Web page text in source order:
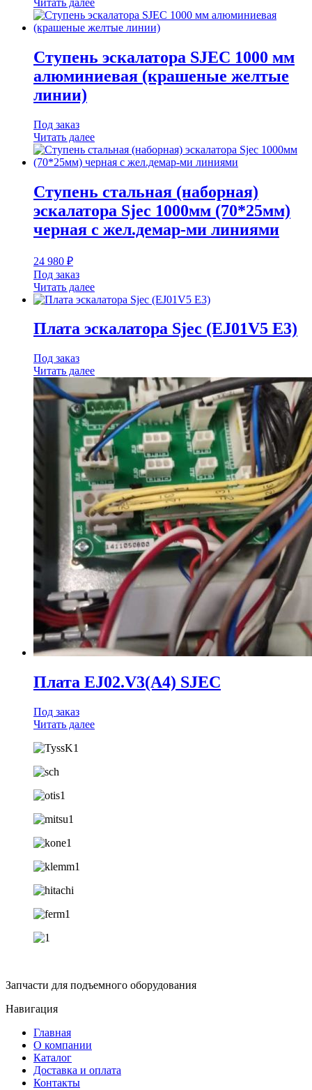
Ступень эскалатора SJEC 1000 мм
алюминиевая (крашеные желтые
линии)
Под заказ
Читать далее
Ступень стальная (наборная)
эскалатора Sjec 1000мм (70*25мм)
черная с жел.демар-ми линиями
24 980 ₽
Под заказ
Читать далее
Плата эскалатора Sjec (EJ01V5 E3)
Под заказ
Читать далее
Плата EJ02.V3(A4) SJEC
Под заказ
Читать далее
Запчасти для подъемного оборудования
Навигация
Главная
О компании
Каталог
Доставка и оплата
Контакты